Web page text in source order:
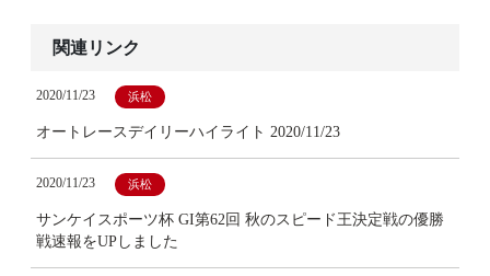
関連リンク
2020/11/23 浜松
オートレースデイリーハイライト 2020/11/23
2020/11/23 浜松
サンケイスポーツ杯 GI第62回 秋のスピード王決定戦の優勝
戦速報をUPしました